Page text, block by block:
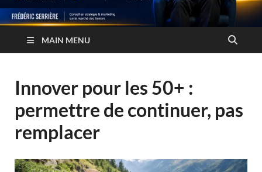
MAIN MENU
Innover pour les 50+ :
permettre de continuer, pas
remplacer